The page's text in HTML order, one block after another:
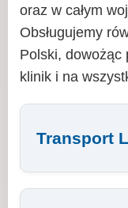
oraz w całym
Obsługujemy
Polski, dowożąc
klinik i na
Transport